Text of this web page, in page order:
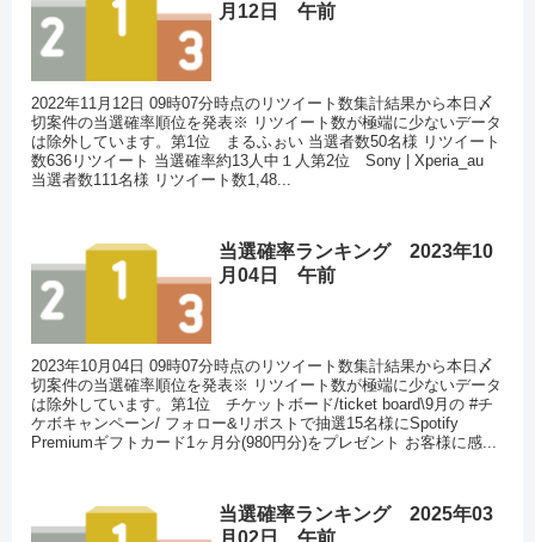
月12日 午前
2022年11月12日 09時07分時点のリツイート数集計結果から本日〆
切案件の当選確率順位を発表※ リツイート数が極端に少ないデータ
は除外しています。第1位 まるふぉい 当選者数50名様 リツイート
数636リツイート 当選確率約13人中１人第2位 Sony | Xperia_au
当選者数111名様 リツイート数1,48...
当選確率ランキング 2023年10
月04日 午前
2023年10月04日 09時07分時点のリツイート数集計結果から本日〆
切案件の当選確率順位を発表※ リツイート数が極端に少ないデータ
は除外しています。第1位 チケットボード/ticket board\9月の #チ
ケボキャンペーン/ フォロー&リポストで抽選15名様にSpotify
Premiumギフトカード1ヶ月分(980円分)をプレゼント お客様に感...
当選確率ランキング 2025年03
月02日 午前